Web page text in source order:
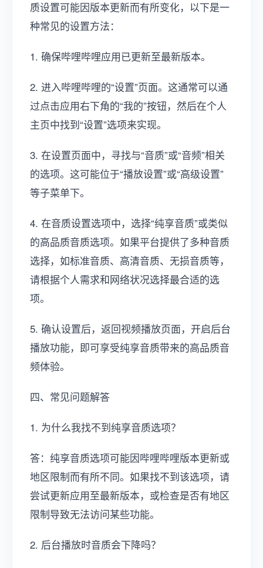
质设置可能因版本更新而有所变化，以下是一
种常见的设置方法：
1. 确保哔哩哔哩应用已更新至最新版本。
2. 进入哔哩哔哩的“设置”页面。这通常可以通
过点击应用右下角的“我的”按钮，然后在个人
主页中找到“设置”选项来实现。
3. 在设置页面中，寻找与“音质”或“音频”相关
的选项。这可能位于“播放设置”或“高级设置”
等子菜单下。
4. 在音质设置选项中，选择“纯享音质”或类似
的高品质音质选项。如果平台提供了多种音质
选择，如标准音质、高清音质、无损音质等，
请根据个人需求和网络状况选择最合适的选
项。
5. 确认设置后，返回视频播放页面，开启后台
播放功能，即可享受纯享音质带来的高品质音
频体验。
四、常见问题解答
1. 为什么我找不到纯享音质选项？
答：纯享音质选项可能因哔哩哔哩版本更新或
地区限制而有所不同。如果找不到该选项，请
尝试更新应用至最新版本，或检查是否有地区
限制导致无法访问某些功能。
2. 后台播放时音质会下降吗？